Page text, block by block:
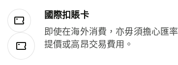
國際扣賬卡
即使在海外消費，亦毋須擔心匯率
提價或高昂交易費用。